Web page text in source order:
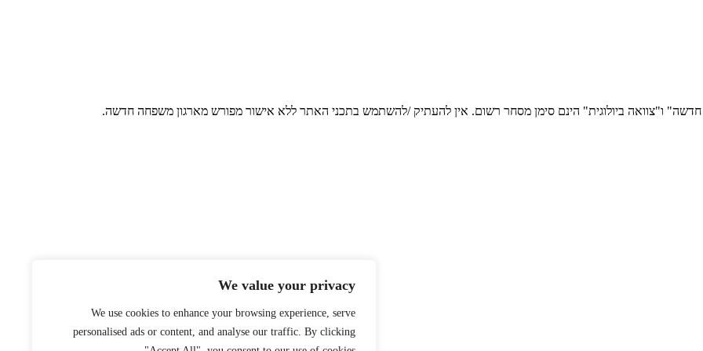
We value your privacy
We use cookies to enhance your browsing experience, serve
personalised ads or content, and analyse our traffic. By clicking
חדשה" ו"צוואה ביולוגית" הינם סימן מסחר רשום. אין להעתיק /להשתמש בתכני האתר ללא אישור מפורש מארגון משפחה חדשה.